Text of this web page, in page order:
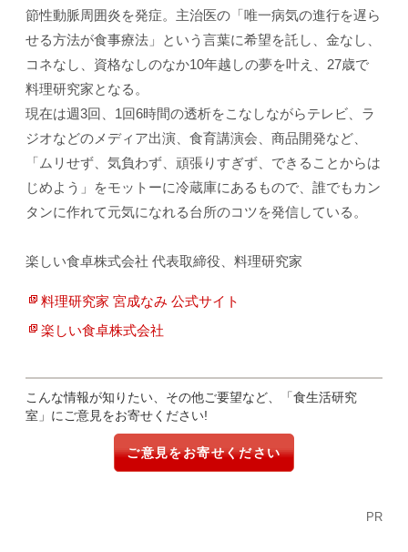
節性動脈周囲炎を発症。主治医の「唯一病気の進行を遅ら
せる方法が食事療法」という言葉に希望を託し、金なし、
コネなし、資格なしのなか10年越しの夢を叶え、27歳で
料理研究家となる。
現在は週3回、1回6時間の透析をこなしながらテレビ、ラ
ジオなどのメディア出演、食育講演会、商品開発など、
「ムリせず、気負わず、頑張りすぎず、できることからは
じめよう」をモットーに冷蔵庫にあるもので、誰でもカン
タンに作れて元気になれる台所のコツを発信している。
楽しい食卓株式会社 代表取締役、料理研究家
料理研究家 宮成なみ 公式サイト
楽しい食卓株式会社
こんな情報が知りたい、その他ご要望など、「食生活研究
室」にご意見をお寄せください!
ご意見をお寄せください
PR